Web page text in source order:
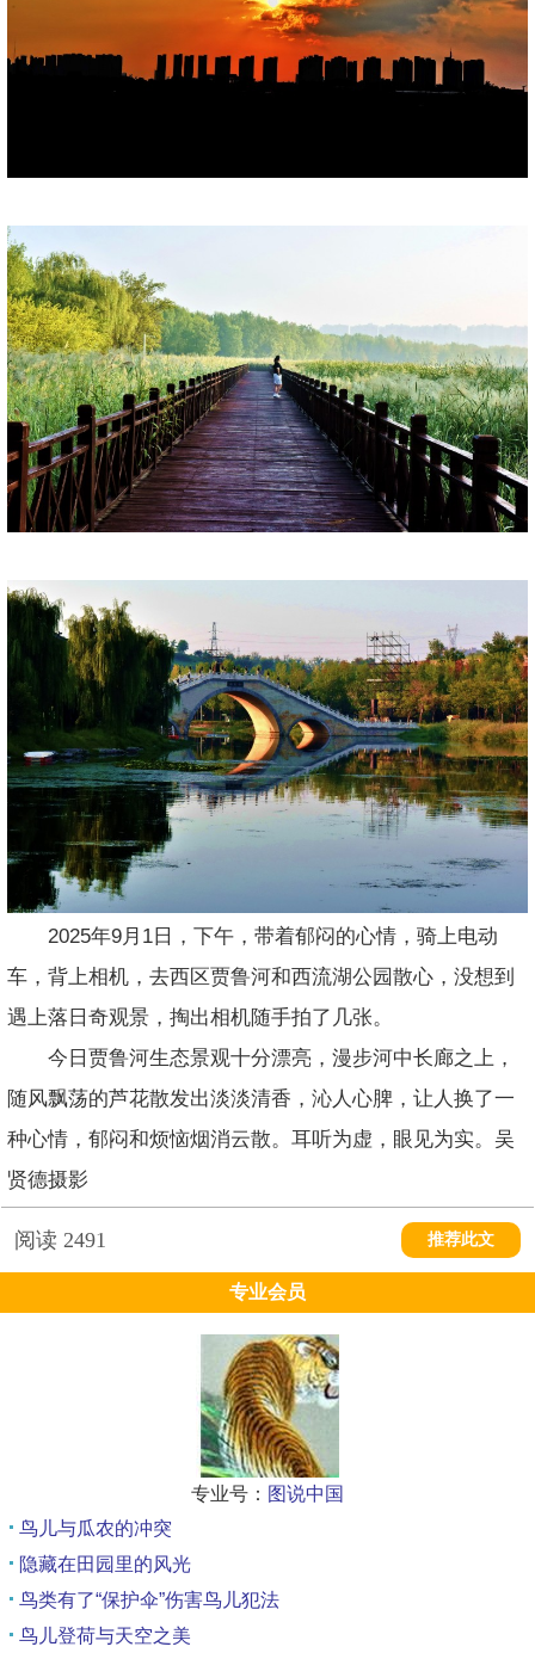
2025年9月1日，下午，带着郁闷的心情，骑上电动
车，背上相机，去西区贾鲁河和西流湖公园散心，没想到
遇上落日奇观景，掏出相机随手拍了几张。
今日贾鲁河生态景观十分漂亮，漫步河中长廊之上，
随风飘荡的芦花散发出淡淡清香，沁人心脾，让人换了一
种心情，郁闷和烦恼烟消云散。耳听为虚，眼见为实。吴
贤德摄影
阅读 2491 推荐此文
专业会员
专业号： 图说中国
鸟儿与瓜农的冲突
隐藏在田园里的风光
鸟类有了“保护伞”伤害鸟儿犯法
鸟儿登荷与天空之美